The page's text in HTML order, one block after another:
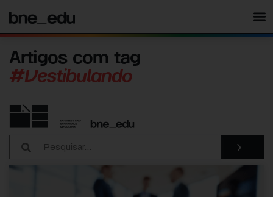
Artigos com tag
#Vestibulando
›